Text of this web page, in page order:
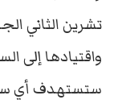
تشرين الثاني
واقتيادها إلى
ستستهدف أي